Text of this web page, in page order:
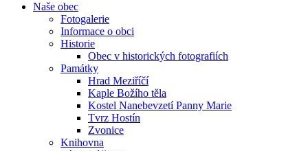
Naše obec
Fotogalerie
Informace o obci
Historie
Obec v historických fotografiích
Památky
Hrad Meziříčí
Kaple Božího těla
Kostel Nanebevzetí Panny Marie
Tvrz Hostín
Zvonice
Knihovna